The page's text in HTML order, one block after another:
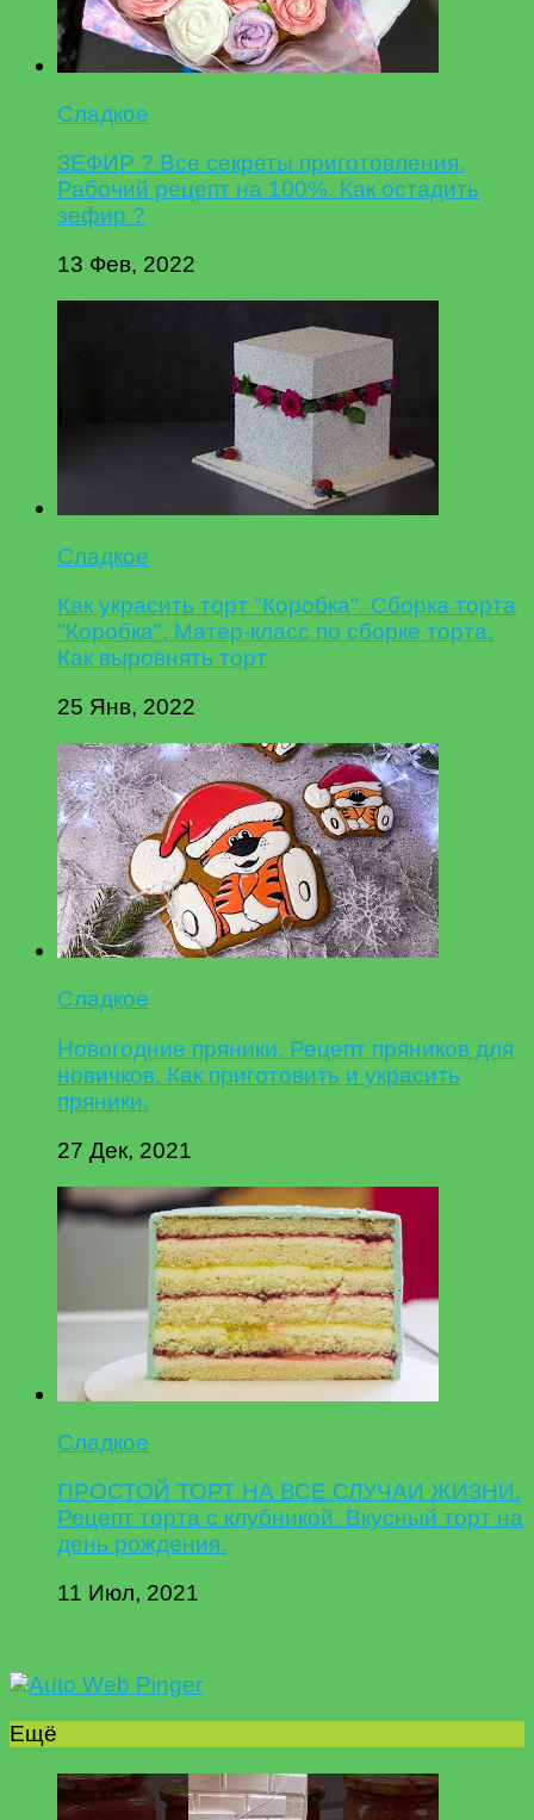
Сладкое
ЗЕФИР ? Все секреты приготовления.
Рабочий рецепт на 100%. Как остадить
зефир ?
13 Фев, 2022
Сладкое
Как украсить торт "Коробка". Сборка торта
"Коробка". Матер-класс по сборке торта.
Как выровнять торт
25 Янв, 2022
Сладкое
Новогодние пряники. Рецепт пряников для
новичков. Как приготовить и украсить
пряники.
27 Дек, 2021
Сладкое
ПРОСТОЙ ТОРТ НА ВСЕ СЛУЧАИ ЖИЗНИ.
Рецепт торта с клубникой. Вкусный торт на
день рождения.
11 Июл, 2021
Ещё